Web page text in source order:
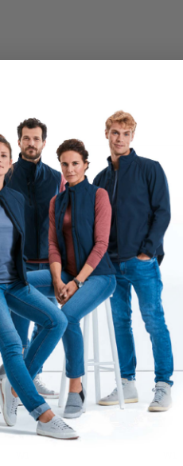
unisex